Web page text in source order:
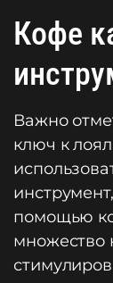
Кофе
Важно
ключ к
помощью
множество